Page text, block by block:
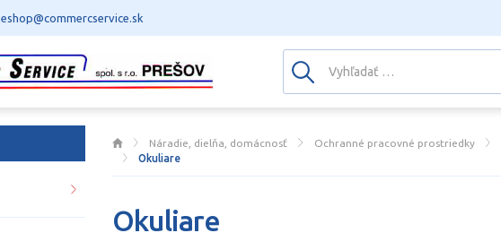
Náradie, dielňa, domácnosť Ochranné pracovné prostriedky
Okuliare
Okuliare
eshop@commercservice.sk